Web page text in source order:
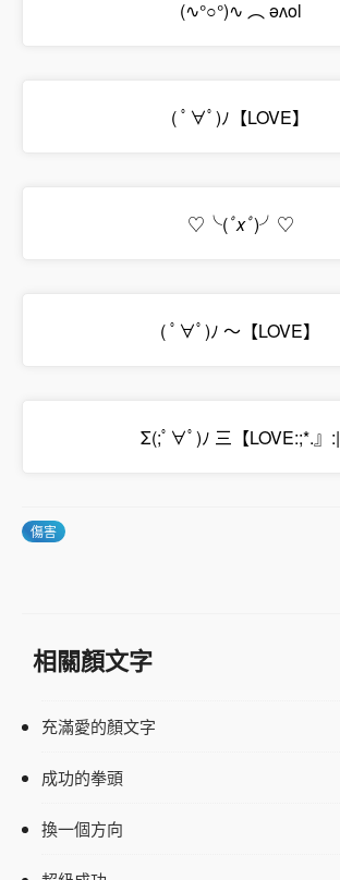
(∿°○°)∿ ︵ ǝʌol
( ﾟ∀ﾟ)ﾉ【LOVE】
♡╰(ﾟxﾟ​)╯♡
( ﾟ∀ﾟ)ﾉ ～【LOVE】
Σ(;ﾟ∀ﾟ)ﾉ 三【LOVE:;*.』:|
傷害
相關顏文字
充滿愛的顏文字
成功的拳頭
換一個方向